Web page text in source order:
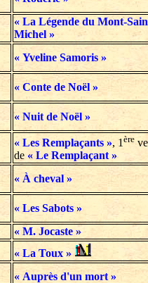
« La Légende du Mont-
Michel »
« Yveline Samoris »
« Conte de Noël »
« Nuit de Noël »
« Les Remplaçants », 1 ère
de « Le Remplaçant »
« À cheval »
« Les Sabots »
« M. Jocaste »
« La Toux »
« Auprès d'un mort »